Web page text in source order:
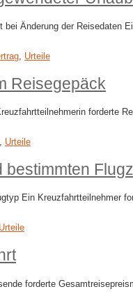
Änderung der
, Urteile
Reisegepäck
forderte
, Urteile
Ein Kreuzfahrtteilnehmer
Urteile
forderte